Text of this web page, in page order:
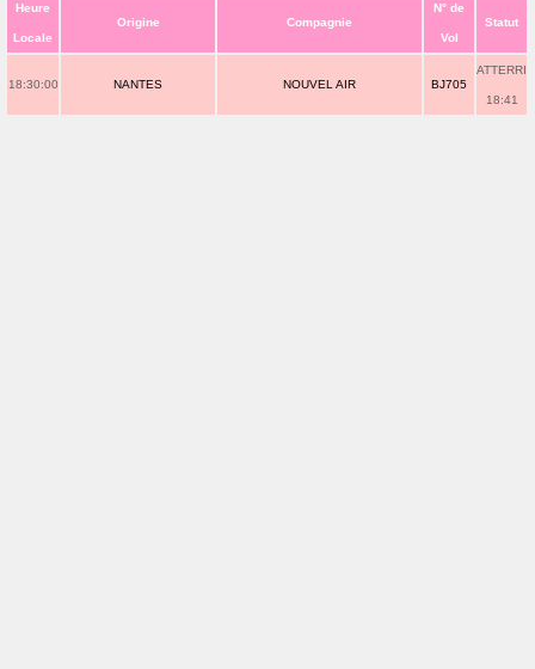
Heure
Locale
Origine Compagnie
N° de
Vol
Statut
18:30:00 NANTES NOUVEL AIR BJ705
ATTERRI
18:41